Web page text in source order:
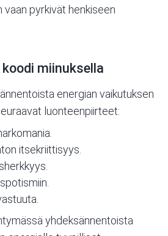
pyrkivät henkiseen
miinuksella
energian vaikutuksen
luonteenpiirteet:
itsekriittisyys.
yhdeksännentoista